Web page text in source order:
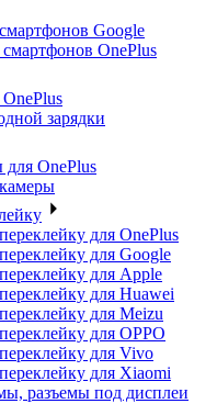
Google
OnePlus
зарядки
OnePlus
для OnePlus
для Google
для Apple
для Huawei
для Meizu
для OPPO
для Vivo
для Xiaomi
разъемы под дисплеи